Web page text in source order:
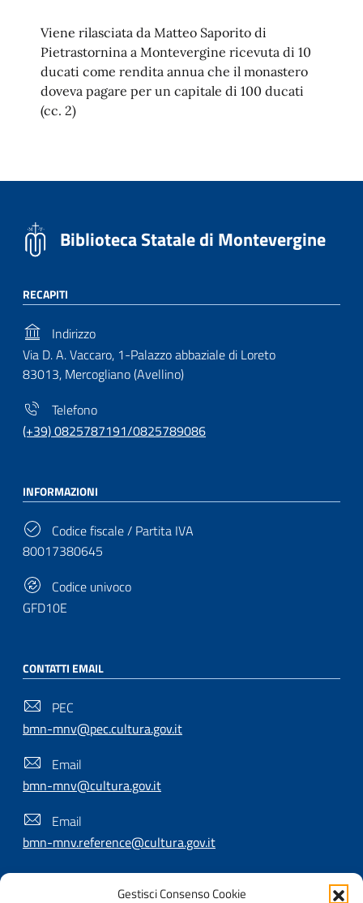
Gestisci Consenso Cookie
Viene rilasciata da Matteo Saporito di
Pietrastornina a Montevergine ricevuta di 10
ducati come rendita annua che il monastero
doveva pagare per un capitale di 100 ducati
(cc. 2)
Biblioteca Statale di Montevergine
RECAPITI
Indirizzo
Via D. A. Vaccaro, 1-Palazzo abbaziale di Loreto
83013, Mercogliano (Avellino)
Telefono
(+39) 0825787191/0825789086
INFORMAZIONI
Codice fiscale / Partita IVA
80017380645
Codice univoco
GFD10E
CONTATTI EMAIL
PEC
bmn-mnv@pec.cultura.gov.it
Email
bmn-mnv@cultura.gov.it
Email
bmn-mnv.reference@cultura.gov.it